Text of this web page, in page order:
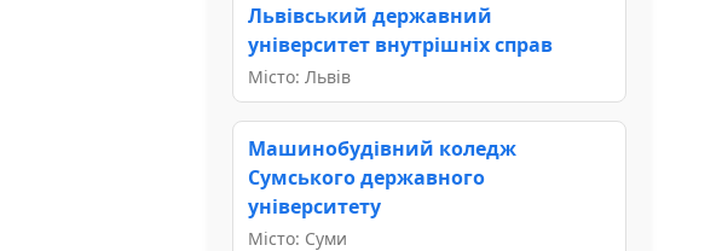
Львівський державний
університет внутрішніх справ
Місто: Львів
Машинобудівний коледж
Сумського державного
університету
Місто: Суми